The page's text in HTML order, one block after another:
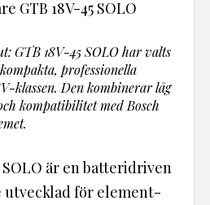
GTB 18V-45 SOLO har valts
professionella
klassen. Den kombinerar låg
kompatibilitet med Bosch
SOLO är en batteridriven
utvecklad för element-